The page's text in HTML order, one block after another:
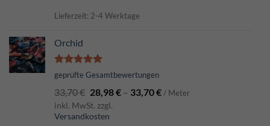
Lieferzeit: 2-4 Werktage
Orchid
Bewertet
mit
von 5
geprüfte Gesamtbewertungen
33,70€ 28,98€– 33,70€ / Meter
inkl. MwSt. zzgl.
Versandkosten